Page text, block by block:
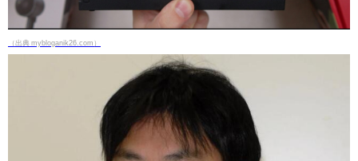
（出典 mybloganik26.com）